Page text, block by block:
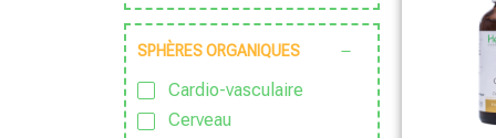
Stress
Zen
SPHÈRES ORGANIQUES
Cardio-vasculaire
Cerveau